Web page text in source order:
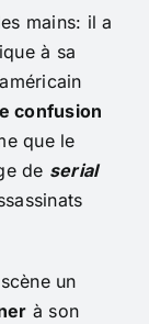
mains: il a
à sa
confusion
que le
de serial
un
à son